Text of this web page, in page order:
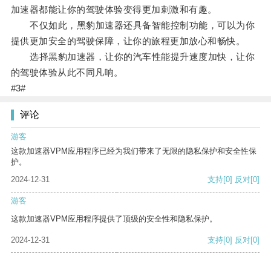
加速器都能让你的驾驶体验变得更加刺激和有趣。
不仅如此，黑豹加速器还具备智能控制功能，可以为你
提供更加安全的驾驶保障，让你的旅程更加放心和畅快。
选择黑豹加速器，让你的汽车性能提升速度加快，让你
的驾驶体验从此不同凡响。
#3#
评论
游客
这款加速器VPM应用程序已经为我们带来了无限的隐私保护和安全性保
护。
2024-12-31
支持[0] 反对[0]
游客
这款加速器VPM应用程序提供了顶级的安全性和隐私保护。
2024-12-31 支持[0] 反对[0]